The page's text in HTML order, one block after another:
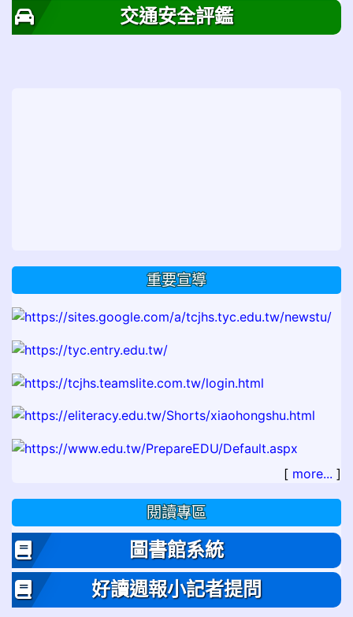
交通安全評鑑
重要宣導
[ more... ]
閱讀專區
圖書館系統
好讀週報小記者提問